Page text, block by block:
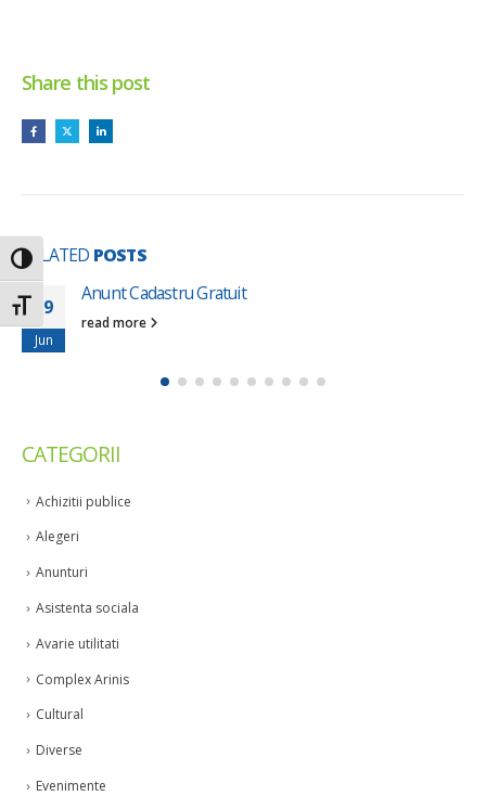
Toggle High Contrast
Toggle Font size
Share this post
RELATED POSTS
29
Jun
Anunt Cadastru Gratuit
read more
CATEGORII
Achizitii publice
Alegeri
Anunturi
Asistenta sociala
Avarie utilitati
Complex Arinis
Cultural
Diverse
Evenimente